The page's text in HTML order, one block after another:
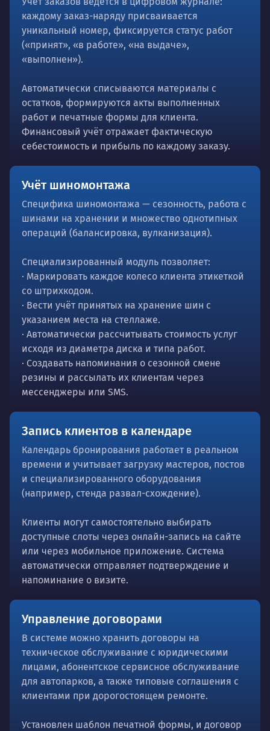
каждому заказ-наряду присваивается
уникальный номер, фиксируется статус работ
(«принят», «в работе», «на выдаче»,
«выполнен»).
Автоматически списываются материалы с
остатков, формируются акты выполненных
работ и печатные формы для клиента.
Финансовый учёт отражает фактическую
себестоимость и прибыль по каждому заказу.
Учёт шиномонтажа
Специфика шиномонтажа — сезонность, работа с
шинами на хранении и множество однотипных
операций (балансировка, вулканизация).
Специализированный модуль позволяет:
· Маркировать каждое колесо клиента этикеткой
со штрихкодом.
· Вести учёт принятых на хранение шин с
указанием места на стеллаже.
· Автоматически рассчитывать стоимость услуг
исходя из диаметра диска и типа работ.
· Создавать напоминания о сезонной смене
резины и рассылать их клиентам через
мессенджеры или SMS.
Запись клиентов в календаре
Календарь бронирования работает в реальном
времени и учитывает загрузку мастеров, постов
и специализированного оборудования
(например, стенда развал-схождение).
Клиенты могут самостоятельно выбирать
доступные слоты через онлайн-запись на сайте
или через мобильное приложение. Система
автоматически отправляет подтверждение и
напоминание о визите.
Управление договорами
В системе можно хранить договоры на
техническое обслуживание с юридическими
лицами, абонентское сервисное обслуживание
для автопарков, а также типовые соглашения с
клиентами при дорогостоящем ремонте.
Установлен шаблон печатной формы, и договор